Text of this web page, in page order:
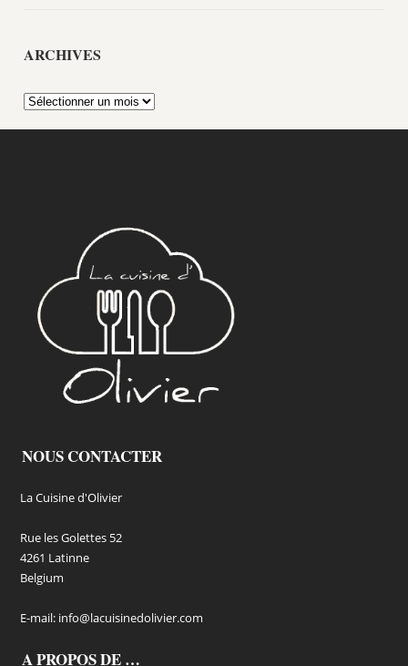
ARCHIVES
Archives
NOUS CONTACTER
La Cuisine d'Olivier
Rue les Golettes 52
4261 Latinne
Belgium
E-mail: info@lacuisinedolivier.com
A PROPOS DE …